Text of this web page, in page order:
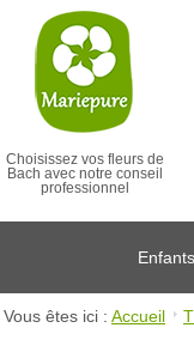
Choisissez vos fleurs de
Bach avec notre conseil
professionnel
Enfants
Vous êtes ici : Accueil